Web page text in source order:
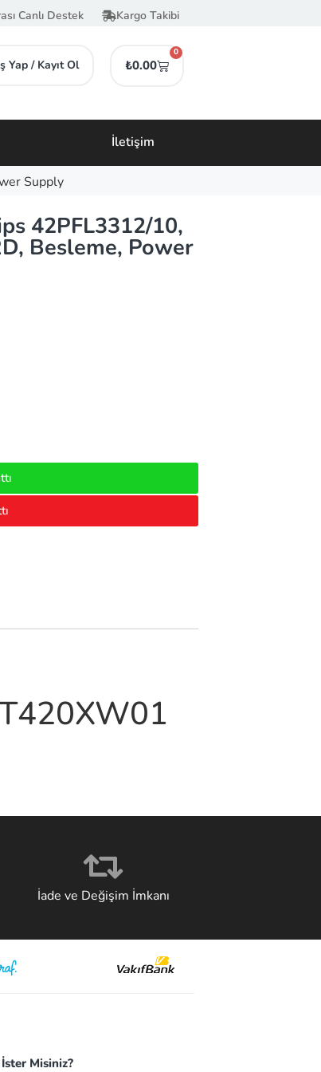
Canlı Destek Kargo Takibi
Yap / Kayıt Ol ₺0.00
0
İletişim
Supply
42PFL3312/10,
Besleme, Power
İade ve Değişim İmkanı
Misiniz?